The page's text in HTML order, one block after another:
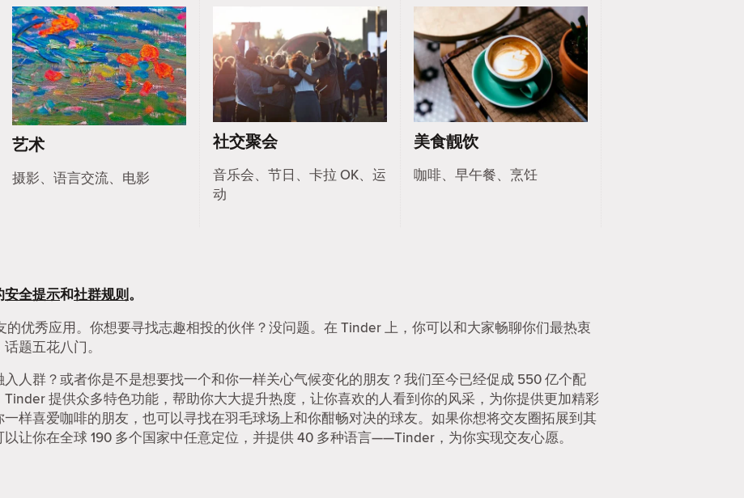
艺术
摄影、语言交流、电影
社交聚会
音乐会、节日、卡拉 OK、运
动
美食靓饮
咖啡、早午餐、烹饪
安全提示和社群规则。
优秀应用。你想要寻找志趣相投的伙伴？没问题。在 Tinder 上，你可以和大家畅聊你们最热衷
题五花八门。
人群？或者你是不是想要找一个和你一样关心气候变化的朋友？我们至今已经促成 550 亿个配
提供众多特色功能，帮助你大大提升热度，让你喜欢的人看到你的风采，为你提供更加精彩
样喜爱咖啡的朋友，也可以寻找在羽毛球场上和你酣畅对决的球友。如果你想将交友圈拓展到其
让你在全球 190 多个国家中任意定位，并提供 40 多种语言——Tinder，为你实现交友心愿。